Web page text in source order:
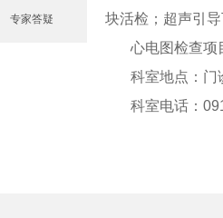
专家答疑
块活检；超声引
心电图检查项目
科室地点：门
科室电话：